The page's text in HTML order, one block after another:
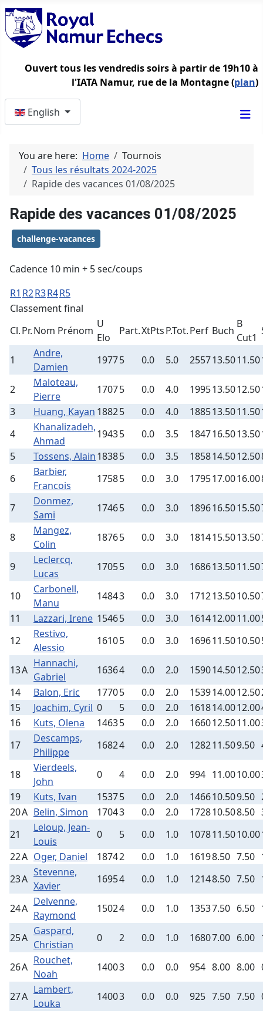
Ouvert tous les vendredis soirs à partir de 19h10 à
l'IATA Namur, rue de la Montagne (plan)
English
You are here: Home
Tournois
Tous les résultats 2024-2025
Rapide des vacances 01/08/2025
Rapide des vacances 01/08/2025
challenge-vacances
Cadence 10 min + 5 sec/coups
R1 R2R3R4R5
Classement final
Cl.Pr.Nom Prénom
U
Elo
Part.XtPtsP.Tot.Perf Buch
B
Cut1
1
Andre,
Damien
19775 0.0 5.0 255713.5011.50
2
Maloteau,
Pierre
17075 0.0 4.0 199513.5012.50
3
Huang, Kayan 18825 0.0 4.0 188513.5011.50
4
Khanalizadeh,
Ahmad
19435 0.0 3.5 184716.5013.50
5
Tossens, Alain18385 0.0 3.5 185814.5012.50
6
Barbier,
Francois
17585 0.0 3.0 179517.0016.00
7
Donmez,
Sami
17465 0.0 3.0 189616.5015.50
8
Mangez,
Colin
18765 0.0 3.0 181415.5013.50
9
Leclercq,
Lucas
17055 0.0 3.0 168613.5011.50
10
Carbonell,
Manu
14843 0.0 3.0 171213.5010.50
11
Lazzari, Irene 15465 0.0 3.0 161412.0011.00
12
Restivo,
Alessio
16105 0.0 3.0 169611.5010.50
13A
Hannachi,
Gabriel
16364 0.0 2.0 159014.5012.50
14
Balon, Eric 17705 0.0 2.0 153914.0012.50
15
Joachim, Cyril 0 5 0.0 2.0 161814.0012.00
16
Kuts, Olena 14635 0.0 2.0 166012.5011.00
17
Descamps,
Philippe
16824 0.0 2.0 128211.509.50
18
Vierdeels,
John
0 4 0.0 2.0 994 11.0010.00
19
Kuts, Ivan 15375 0.0 2.0 146610.509.50
20A Belin, Simon 17043 0.0 2.0 172810.508.50
21
Leloup, Jean-
Louis
0 5 0.0 1.0 107811.5010.00
22A Oger, Daniel 18742 0.0 1.0 16198.50 7.50
23A
Stevenne,
Xavier
16954 0.0 1.0 12148.50 7.50
24A
Delvenne,
Raymond
15024 0.0 1.0 13537.50 6.50
25A
Gaspard,
Christian
0 2 0.0 1.0 16807.00 6.00
26A
Rouchet,
Noah
14003 0.0 0.0 954 8.00 8.00
27A
Lambert,
Louka
14003 0.0 0.0 925 7.50 7.50